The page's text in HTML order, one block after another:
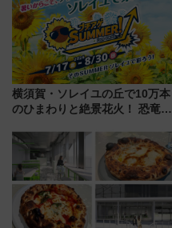
横須賀・ソレイユの丘で10万本
のひまわりと絶景花火！ 恐竜や
帰りお出かけ最新情報（2026年
7月17日～開催）